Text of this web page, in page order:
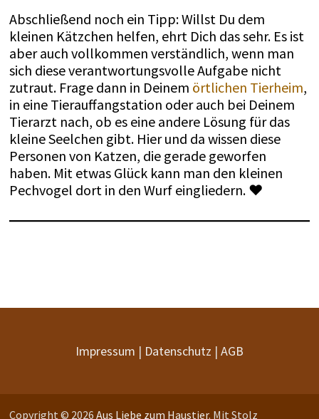
Abschließend noch ein Tipp: Willst Du dem
kleinen Kätzchen helfen, ehrt Dich das sehr. Es ist
aber auch vollkommen verständlich, wenn man
sich diese verantwortungsvolle Aufgabe nicht
zutraut. Frage dann in Deinem örtlichen Tierheim,
in eine Tierauffangstation oder auch bei Deinem
Tierarzt nach, ob es eine andere Lösung für das
kleine Seelchen gibt. Hier und da wissen diese
Personen von Katzen, die gerade geworfen
haben. Mit etwas Glück kann man den kleinen
Pechvogel dort in den Wurf eingliedern. ♥
Impressum | Datenschutz | AGB
Copyright © 2026 Aus Liebe zum Haustier. Mit Stolz